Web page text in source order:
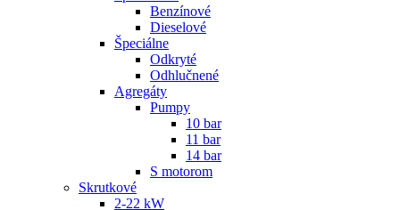
Benzínové
Dieselové
Špeciálne
Odkryté
Odhlučnené
Agregáty
Pumpy
10 bar
11 bar
14 bar
S motorom
Skrutkové
2-22 kW